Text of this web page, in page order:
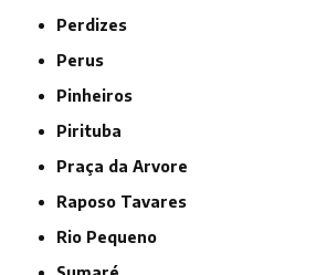
Perdizes
Perus
Pinheiros
Pirituba
Praça da Arvore
Raposo Tavares
Rio Pequeno